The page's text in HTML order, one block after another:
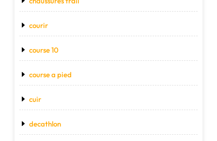
courir
course 10
course a pied
cuir
decathlon